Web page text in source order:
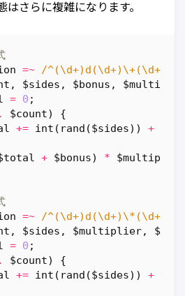
はさらに複雑になります。
=~ /
, $sides , $bonus ,
= 0 ;
$count)
{
+= int ( rand ($sides)) +
+ $bonus) *
=~ /
, $sides , $multiplier,
= 0 ;
$count)
{
+= int ( rand ($sides)) +